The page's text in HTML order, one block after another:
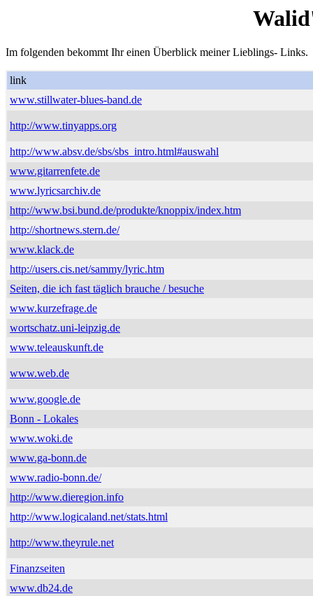
Im folgenden bekommt Ihr einen Überblick meiner Lieblings- Links.
link
www.stillwater-blues-band.de
http://www.tinyapps.org
http://www.absv.de/sbs/sbs_intro.html#auswahl
www.gitarrenfete.de
www.lyricsarchiv.de
http://www.bsi.bund.de/produkte/knoppix/index.htm
http://shortnews.stern.de/
www.klack.de
http://users.cis.net/sammy/lyric.htm
Seiten, die ich fast täglich brauche / besuche
www.kurzefrage.de
wortschatz.uni-leipzig.de
www.teleauskunft.de
www.web.de
www.google.de
Bonn - Lokales
www.woki.de
www.ga-bonn.de
www.radio-bonn.de/
http://www.dieregion.info
http://www.logicaland.net/stats.html
http://www.theyrule.net
Finanzseiten
www.db24.de